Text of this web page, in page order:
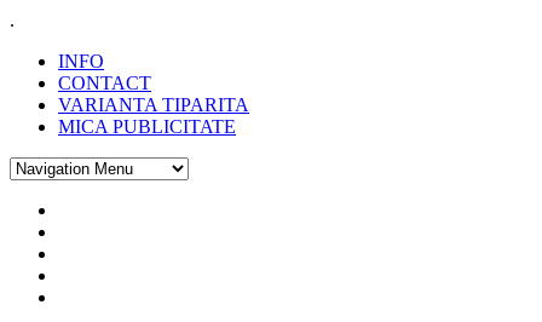
.
INFO
CONTACT
VARIANTA TIPARITA
MICA PUBLICITATE